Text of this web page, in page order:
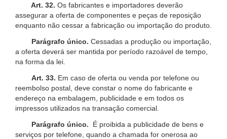
Art. 32. Os fabricantes e importadores deverão
assegurar a oferta de componentes e peças de reposição
enquanto não cessar a fabricação ou importação do produto.
Parágrafo único. Cessadas a produção ou importação,
a oferta deverá ser mantida por período razoável de tempo,
na forma da lei.
Art. 33. Em caso de oferta ou venda por telefone ou
reembolso postal, deve constar o nome do fabricante e
endereço na embalagem, publicidade e em todos os
impressos utilizados na transação comercial.
Parágrafo único.
É proibida a publicidade de bens e
serviços por telefone, quando a chamada for onerosa ao